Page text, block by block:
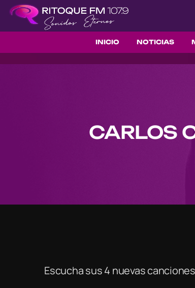
INICIO NOTICIAS
CARLOS
Escucha sus 4 nuevas